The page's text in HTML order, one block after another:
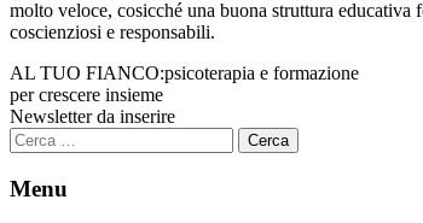
molto veloce, cosicché una buona struttura
coscienziosi e responsabili.
AL TUO FIANCO:psicoterapia e formazione
per crescere insieme
Newsletter da inserire
Ricerca
per:
Menu